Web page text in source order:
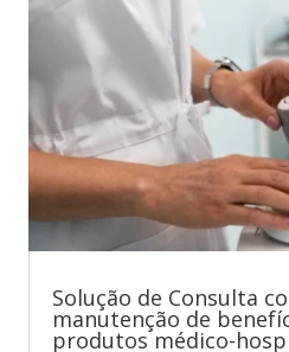
Solução de Consulta
manutenção de
produtos médico-